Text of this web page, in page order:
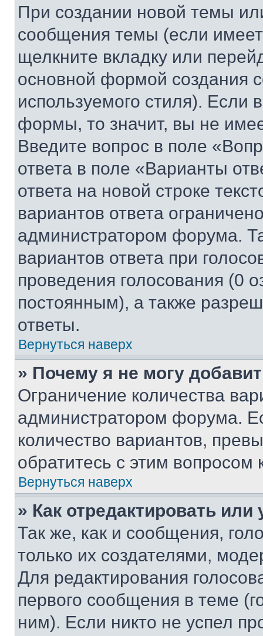
При создании новой темы
сообщения темы (если
щелкните вкладку или
основной формой создания
используемого стиля). Если
формы, то значит, вы не
Введите вопрос в поле
ответа в поле «Варианты
ответа на новой строке
вариантов ответа
администратором форума.
вариантов ответа при
проведения голосования (0
постоянным), а также
ответы.
Вернуться наверх
» Почему я не могу
Ограничение количества
администратором форума.
количество вариантов,
обратитесь с этим вопросом
Вернуться наверх
» Как отредактировать
Так же, как и сообщения,
только их создателями,
Для редактирования
первого сообщения в теме
ним). Если никто не успел